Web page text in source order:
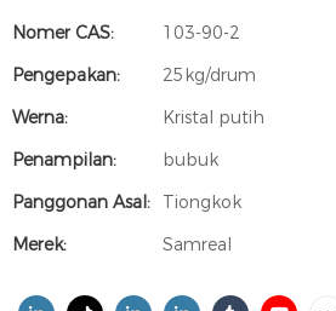
Nomer CAS:
103-90-2
Pengepakan:
25kg/drum
Werna:
Kristal putih
Penampilan:
bubuk
Panggonan Asal:
Tiongkok
Merek:
Samreal